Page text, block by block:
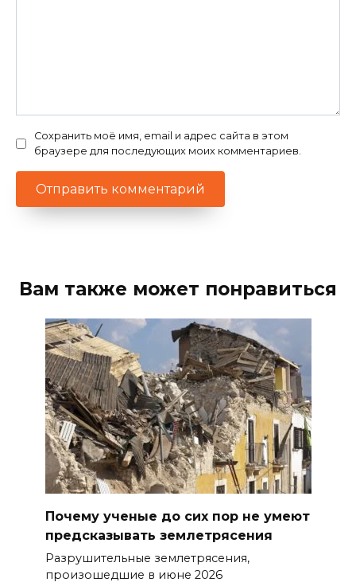
Сохранить моё имя, email и адрес сайта в этом
браузере для последующих моих комментариев.
Вам также может понравиться
Почему ученые до сих пор не умеют
предсказывать землетрясения
Разрушительные землетрясения,
произошедшие в июне 2026